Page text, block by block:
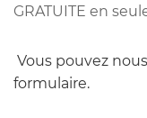
GRATUITE en
Vous pouvez
formulaire.